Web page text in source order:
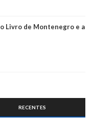
Livro de Montenegro e a
RECENTES